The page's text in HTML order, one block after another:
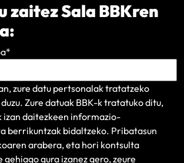
zaitez Sala BBKren
*
zure datu pertsonalak tratatzeko
Zure datuak BBK-k tratatuko ditu,
izan daitezkeen informazio-
berrikuntzak bidaltzeko. Pribatasun
arabera, eta hori kontsulta
gehiago gura izanez gero, zeure